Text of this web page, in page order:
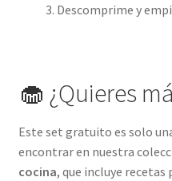
Descomprime y
🧁 ¿Quieres
Este set gratuito es solo
encontrar en nuestra
cocina, que incluye